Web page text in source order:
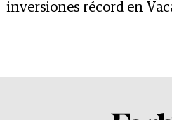
inversiones récord en